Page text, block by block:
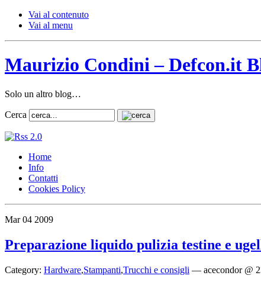
Vai al contenuto
Vai al menu
Maurizio Condini – Defcon.it
Solo un altro blog…
Cerca
Home
Info
Contatti
Cookies Policy
Mar 04 2009
Preparazione liquido pulizia testine e
Category: Hardware,Stampanti,Trucchi e consigli — acecondor @